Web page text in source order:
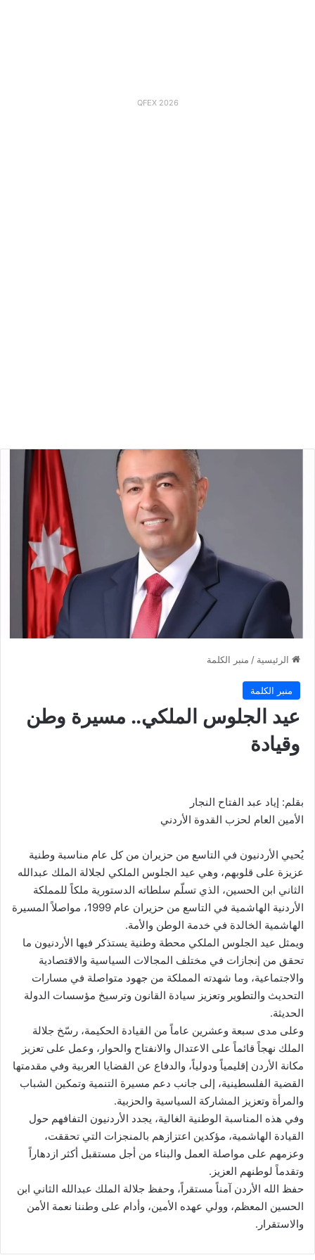
QFEX 2026
الرئيسية / منبر الكلمة
منبر الكلمة
عيد الجلوس الملكي.. مسيرة وطن
وقيادة
بقلم: إياد عبد الفتاح النجار
الأمين العام لحزب القدوة الأردني
يُحيي الأردنيون في التاسع من حزيران من كل عام مناسبة وطنية
عزيزة على قلوبهم، وهي عيد الجلوس الملكي لجلالة الملك عبدالله
الثاني ابن الحسين، الذي تسلّم سلطاته الدستورية ملكاً للمملكة
الأردنية الهاشمية في التاسع من حزيران عام 1999، مواصلاً المسيرة
الهاشمية الخالدة في خدمة الوطن والأمة.
ويمثل عيد الجلوس الملكي محطة وطنية يستذكر فيها الأردنيون ما
تحقق من إنجازات في مختلف المجالات السياسية والاقتصادية
والاجتماعية، وما شهدته المملكة من جهود متواصلة في مسارات
التحديث والتطوير وتعزيز سيادة القانون وترسيخ مؤسسات الدولة
الحديثة.
وعلى مدى سبعة وعشرين عاماً من القيادة الحكيمة، رسّخ جلالة
الملك نهجاً قائماً على الاعتدال والانفتاح والحوار، وعمل على تعزيز
مكانة الأردن إقليمياً ودولياً، والدفاع عن القضايا العربية وفي مقدمتها
القضية الفلسطينية، إلى جانب دعم مسيرة التنمية وتمكين الشباب
والمرأة وتعزيز المشاركة السياسية والحزبية.
وفي هذه المناسبة الوطنية الغالية، يجدد الأردنيون التفافهم حول
القيادة الهاشمية، مؤكدين اعتزازهم بالمنجزات التي تحققت،
وعزمهم على مواصلة العمل والبناء من أجل مستقبل أكثر ازدهاراً
وتقدماً لوطنهم العزيز.
حفظ الله الأردن آمناً مستقراً، وحفظ جلالة الملك عبدالله الثاني ابن
الحسين المعظم، وولي عهده الأمين، وأدام على وطننا نعمة الأمن
والاستقرار.